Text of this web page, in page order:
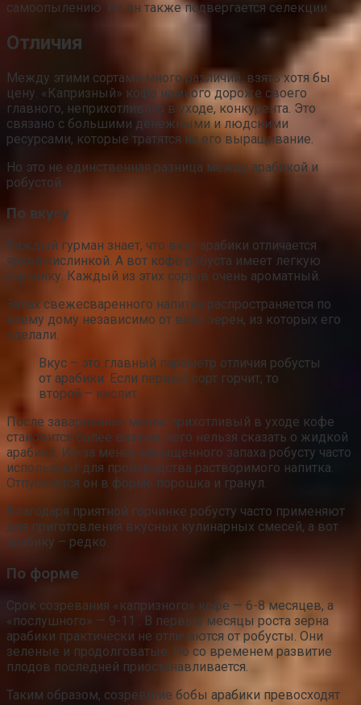
самоопылению. Но он также подвергается селекции.
Отличия
Между этими сортами много различий, взять хотя бы
цену. «Капризный» кофе намного дороже своего
главного, неприхотливого в уходе, конкурента. Это
связано с большими денежными и людскими
ресурсами, которые тратятся на его выращивание.
Но это не единственная разница между арабикой и
робустой.
По вкусу
Каждый гурман знает, что вкус арабики отличается
яркой кислинкой. А вот кофе робуста имеет легкую
горчинку. Каждый из этих сортов очень ароматный.
Запах свежесваренного напитка распространяется по
всему дому независимо от вида зерен, из которых его
сделали.
Вкус – это главный параметр отличия робусты
от арабики. Если первый сорт горчит, то
второй – кислит.
После заваривания менее прихотливый в уходе кофе
становится более вязким, чего нельзя сказать о жидкой
арабике. Из-за менее насыщенного запаха робусту часто
используют для производства растворимого напитка.
Отпускается он в форме порошка и гранул.
Благодаря приятной горчинке робусту часто применяют
для приготовления вкусных кулинарных смесей, а вот
арабику – редко.
По форме
Срок созревания «капризного» кофе — 6-8 месяцев, а
«послушного» — 9-11 . В первые месяцы роста зерна
арабики практически не отличаются от робусты. Они
зеленые и продолговатые. Но со временем развитие
плодов последней приостанавливается.
Таким образом, созревшие бобы арабики превосходят